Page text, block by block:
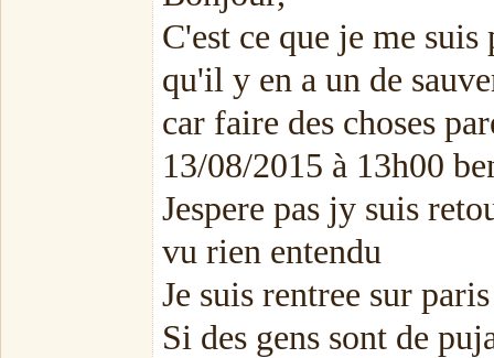
C'est ce que je me
qu'il y en a un de
car faire des choses
13/08/2015 à 13h00
Jespere pas jy suis
vu rien entendu
Je suis rentree sur paris
Si des gens sont de